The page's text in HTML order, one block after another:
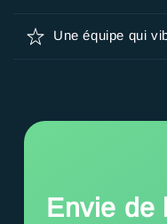
Une équipe qui
Envie de